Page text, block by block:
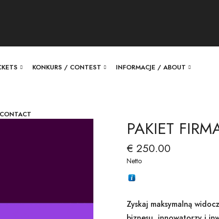
KONKURS / CONTEST INFORMACJE / ABOUT
PAKIET
€ 250.00
Netto
Zyskaj maksymalną